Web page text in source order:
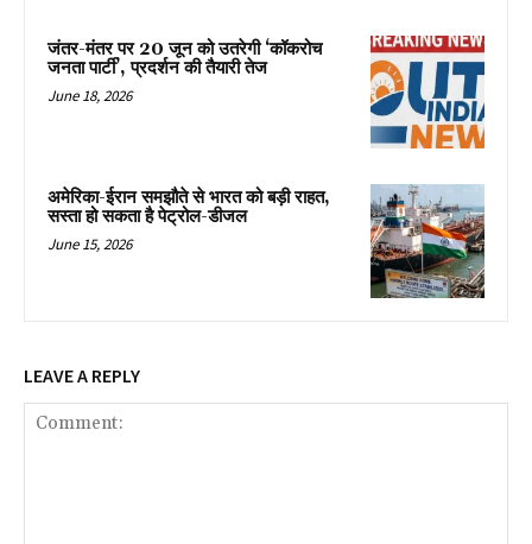
जंतर-मंतर पर 20 जून को उतरेगी ‘कॉकरोच
जनता पार्टी’, प्रदर्शन की तैयारी तेज
June 18, 2026
अमेरिका-ईरान समझौते से भारत को बड़ी राहत,
सस्ता हो सकता है पेट्रोल-डीजल
June 15, 2026
LEAVE A REPLY